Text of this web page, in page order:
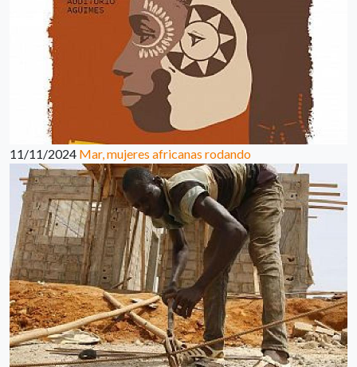
11/11/2024 Mar, mujeres africanas rodando